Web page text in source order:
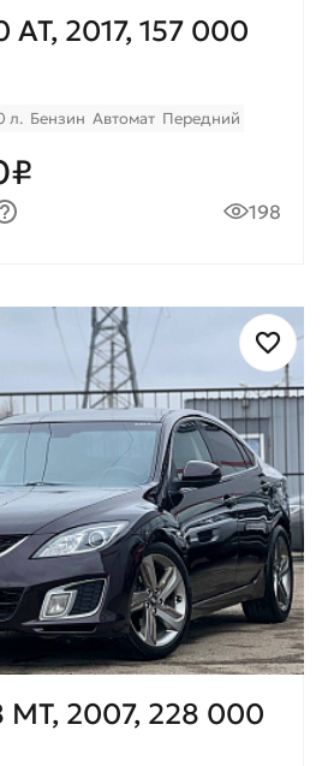
AT, 2017, 157 000
л. Бензин Автомат Передний
198
MT, 2007, 228 000